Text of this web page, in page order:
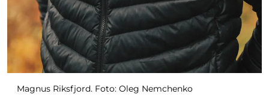
Magnus Riksfjord. Foto: Oleg Nemchenko